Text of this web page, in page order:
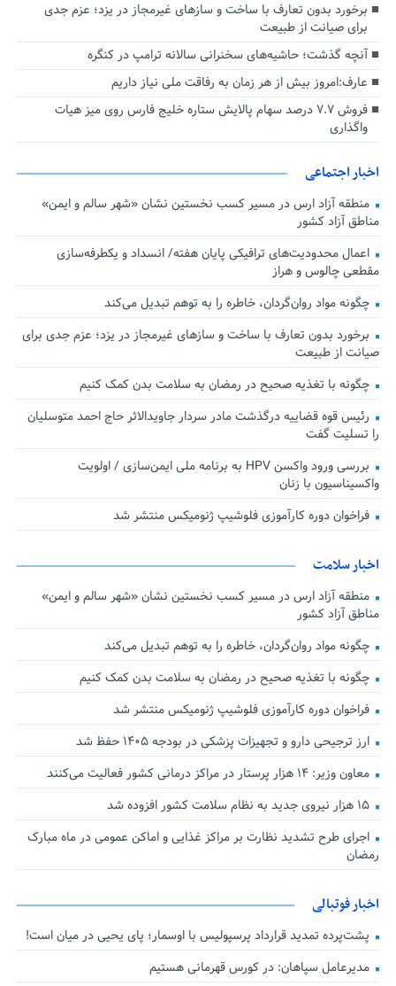
برخورد بدون تعارف با ساخت‌ و سازهای غیرمجاز در یزد؛ عزم جدی
برای صیانت از طبیعت
آنچه گذشت؛ حاشیه‌های سخنرانی سالانه ترامپ در کنگره
عارف:امروز بیش از هر زمان به رفاقت ملی نیاز داریم
فروش ۷.۷ درصد سهام پالایش ستاره خلیج فارس روی میز هیات
واگذاری
اخبار اجتماعی
منطقه آزاد ارس در مسیر کسب نخستین نشان «شهر سالم و ایمن»
مناطق آزاد کشور
اعمال محدودیت‌های ترافیکی پایان هفته/ انسداد و یکطرفه‌سازی
مقطعی چالوس و هراز
چگونه مواد روان‌گردان، خاطره را به توهم تبدیل می‌کند
برخورد بدون تعارف با ساخت‌ و سازهای غیرمجاز در یزد؛ عزم جدی برای
صیانت از طبیعت
چگونه با تغذیه صحیح در رمضان به سلامت بدن کمک کنیم
رئیس قوه قضاییه درگذشت مادر سردار جاویدالاثر حاج احمد متوسلیان
را تسلیت گفت
بررسی ورود واکسن HPV به برنامه ملی ایمن‌سازی / اولویت
واکسیناسیون با زنان
فراخوان دوره کارآموزی فلوشیپ ژنومیکس منتشر شد
اخبار سلامت
منطقه آزاد ارس در مسیر کسب نخستین نشان «شهر سالم و ایمن»
مناطق آزاد کشور
چگونه مواد روان‌گردان، خاطره را به توهم تبدیل می‌کند
چگونه با تغذیه صحیح در رمضان به سلامت بدن کمک کنیم
فراخوان دوره کارآموزی فلوشیپ ژنومیکس منتشر شد
ارز ترجیحی دارو و تجهیزات پزشکی در بودجه ۱۴۰۵ حفظ شد
معاون وزیر: ۱۴ هزار پرستار در مراکز درمانی کشور فعالیت می‌کنند
۱۵ هزار نیروی جدید به نظام سلامت کشور افزوده شد
اجرای طرح تشدید نظارت بر مراکز غذایی و اماکن عمومی در ماه مبارک
رمضان
اخبار فوتبالی
پشت‌پرده تمدید قرارداد پرسپولیس با اوسمار؛ پای یحیی در میان است!
مدیرعامل سپاهان: در کورس قهرمانی هستیم